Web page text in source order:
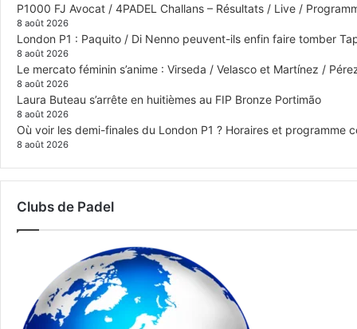
P1000 FJ Avocat / 4PADEL Challans – Résultats / Live /
8 août 2026
London P1 : Paquito / Di Nenno peuvent-ils enfin faire tomber
8 août 2026
Le mercato féminin s’anime : Virseda / Velasco et Martínez /
8 août 2026
Laura Buteau s’arrête en huitièmes au FIP Bronze Portimão
8 août 2026
Où voir les demi-finales du London P1 ? Horaires et programme
8 août 2026
Clubs de Padel